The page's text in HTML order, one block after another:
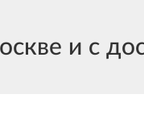
и с